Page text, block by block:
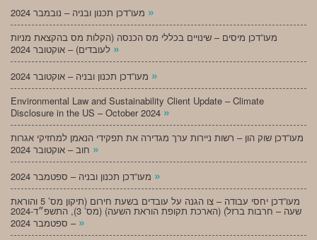
»
מעו”דכן מיסים – שינויים בכללי מס הכנסה (הקלות מס בהקצאת מניות
»
»
Environmental Law and Sustainability Client Update – Climate
Disclosure in the US – October 2024 »
מעו”דכן שוק הון – רשות ניירות ערך מגדירה את תפקידי הנאמן למחזיקי אגרות
»
»
מעו”דכן יחסי עבודה – צו הגנה על עובדים בשעת חירום (תיקון מס’ 5 והוראת
שעה – חרבות ברזל) (הארכת תקופת הוראת השעה) (מס’ 3), התשפ״ד-2024
– ספטמבר 2024 »